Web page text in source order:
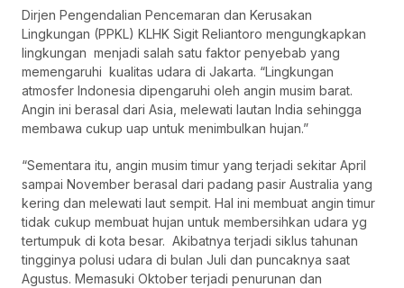
Dirjen Pengendalian Pencemaran dan Kerusakan
Lingkungan (PPKL) KLHK Sigit Reliantoro mengungkapkan
lingkungan menjadi salah satu faktor penyebab yang
memengaruhi kualitas udara di Jakarta. “Lingkungan
atmosfer Indonesia dipengaruhi oleh angin musim barat.
Angin ini berasal dari Asia, melewati lautan India sehingga
membawa cukup uap untuk menimbulkan hujan.”
“Sementara itu, angin musim timur yang terjadi sekitar April
sampai November berasal dari padang pasir Australia yang
kering dan melewati laut sempit. Hal ini membuat angin timur
tidak cukup membuat hujan untuk membersihkan udara yg
tertumpuk di kota besar. Akibatnya terjadi siklus tahunan
tingginya polusi udara di bulan Juli dan puncaknya saat
Agustus. Memasuki Oktober terjadi penurunan dan